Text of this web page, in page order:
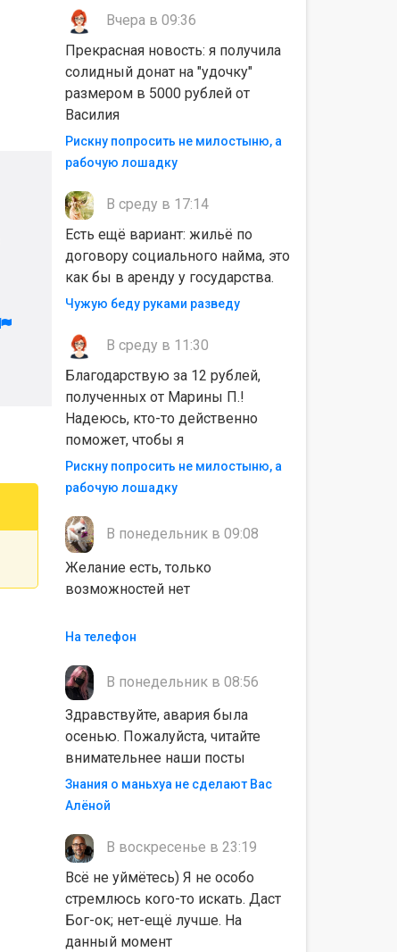
Вчера в 09:36
Прекрасная новость: я получила
солидный донат на "удочку"
размером в 5000 рублей от
Василия
Рискну попросить не милостыню, а
рабочую лошадку
В среду в 17:14
Есть ещё вариант: жильё по
договору социального найма, это
как бы в аренду у государства.
Чужую беду руками разведу
В среду в 11:30
Благодарствую за 12 рублей,
полученных от Марины П.!
Надеюсь, кто-то действенно
поможет, чтобы я
Рискну попросить не милостыню, а
рабочую лошадку
В понедельник в 09:08
Желание есть, только
возможностей нет
На телефон
В понедельник в 08:56
Здравствуйте, авария была
осенью. Пожалуйста, читайте
внимательнее наши посты
Знания о маньхуа не сделают Вас
Алëной
В воскресенье в 23:19
Всё не уймётесь) Я не особо
стремлюсь кого-то искать. Даст
Бог-ок; нет-ещё лучше. На
данный момент